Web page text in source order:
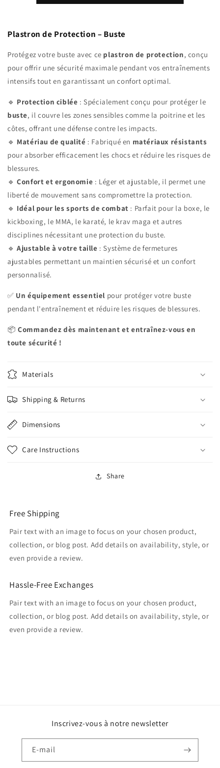
-
-
Plastron de Protection – Buste
Protégez votre buste avec ce plastron de protection, conçu
pour offrir une sécurité maximale pendant vos entraînements
intensifs tout en garantissant un confort optimal.
🔹 Protection ciblée : Spécialement conçu pour protéger le
buste, il couvre les zones sensibles comme la poitrine et les
côtes, offrant une défense contre les impacts.
🔹 Matériau de qualité : Fabriqué en matériaux résistants
pour absorber efficacement les chocs et réduire les risques de
blessures.
🔹Confort et ergonomie : Léger et ajustable, il permet une
liberté de mouvement sans compromettre la protection.
🔹 Idéal pour les sports de combat : Parfait pour la boxe, le
kickboxing, le MMA, le karaté, le krav maga et autres
disciplines nécessitant une protection du buste.
🔹Ajustable à votre taille : Système de fermetures
ajustables permettant un maintien sécurisé et un confort
personnalisé.
✅ Un équipement essentiel pour protéger votre buste
pendant l'entraînement et réduire les risques de blessures.
📦Commandez dès maintenant et entraînez-vous en
toute sécurité !
Materials
Shipping & Returns
Dimensions
Care Instructions
Share
Free Shipping
Pair text with an image to focus on your chosen product,
collection, or blog post. Add details on availability, style, or
even provide a review.
Hassle-Free Exchanges
Pair text with an image to focus on your chosen product,
collection, or blog post. Add details on availability, style, or
even provide a review.
Inscrivez-vous à notre newsletter
E-mail